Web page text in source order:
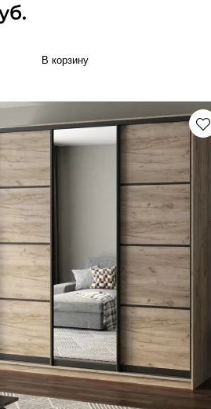
В корзину